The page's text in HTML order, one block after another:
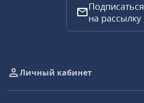
Подписаться
на рассылку
Личный кабинет